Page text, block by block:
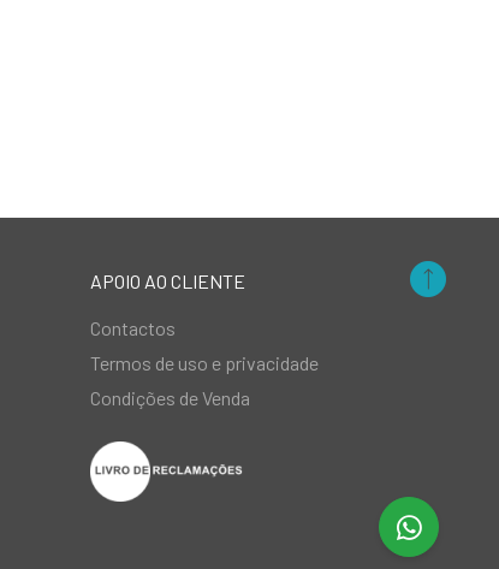
APOIO AO CLIENTE
Contactos
Termos de uso e privacidade
Condições de Venda